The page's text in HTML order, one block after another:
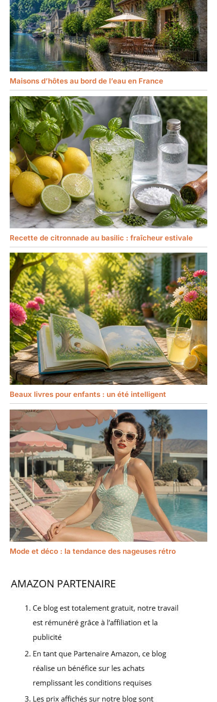
Maisons d’hôtes au bord de l’eau en France
Recette de citronnade au basilic : fraîcheur estivale
Beaux livres pour enfants : un été intelligent
Mode et déco : la tendance des nageuses rétro